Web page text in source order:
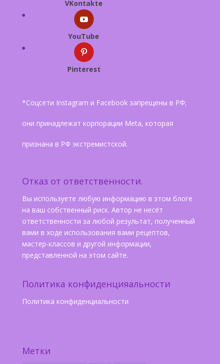
VKontakte
YouTube
Pinterest
*Соцсети Instagram и Facebook запрещены в РФ;
они принадлежат корпорации Meta, которая
признана в РФ экстремистской.
Отказ от ответственности.
Вы используете любую информацию в этом блоге
на ваш собственный риск. Автор не несёт
ответственности за любой результат, полученный
вами в ходе использования вами рецептов,
мастер-классов и другой информации,
представленной на этом сайте.
Политика конфиденцияальности
Политика конфиденциальности
Метки